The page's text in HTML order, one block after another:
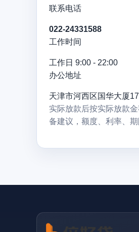
联系电话
022-24331588
工作时间
工作日 9:00 - 22:00
办公地址
天津市河西区国华大厦
实际放款后按实际放款
备建议，额度、利率、